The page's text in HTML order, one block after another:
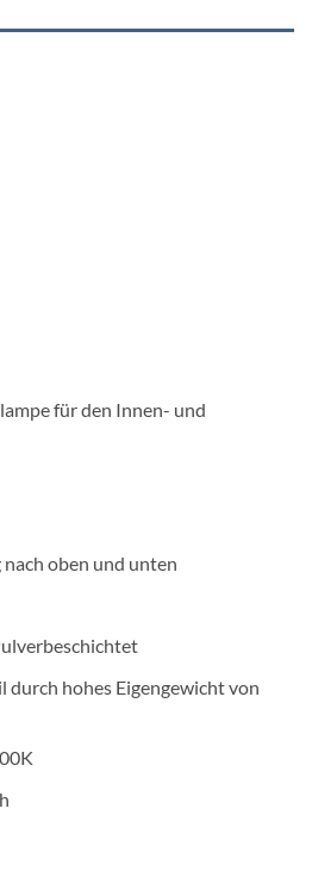
für den Innen- und
oben und unten
hohes Eigengewicht von